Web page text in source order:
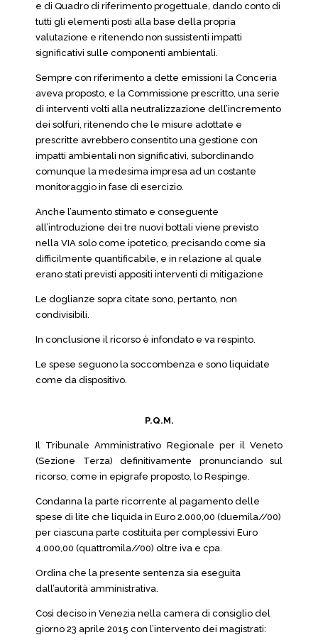
e di Quadro di riferimento progettuale, dando conto di
tutti gli elementi posti alla base della propria
valutazione e ritenendo non sussistenti impatti
significativi sulle componenti ambientali.
Sempre con riferimento a dette emissioni la Conceria
aveva proposto, e la Commissione prescritto, una serie
di interventi volti alla neutralizzazione dell’incremento
dei solfuri, ritenendo che le misure adottate e
prescritte avrebbero consentito una gestione con
impatti ambientali non significativi, subordinando
comunque la medesima impresa ad un costante
monitoraggio in fase di esercizio.
Anche l’aumento stimato e conseguente
all’introduzione dei tre nuovi bottali viene previsto
nella VIA solo come ipotetico, precisando come sia
difficilmente quantificabile, e in relazione al quale
erano stati previsti appositi interventi di mitigazione
Le doglianze sopra citate sono, pertanto, non
condivisibili.
In conclusione il ricorso è infondato e va respinto.
Le spese seguono la soccombenza e sono liquidate
come da dispositivo.
P.Q.M.
Il Tribunale Amministrativo Regionale per il Veneto
(Sezione Terza) definitivamente pronunciando sul
ricorso, come in epigrafe proposto, lo Respinge.
Condanna la parte ricorrente al pagamento delle
spese di lite che liquida in Euro 2.000,00 (duemila//00)
per ciascuna parte costituita per complessivi Euro
4.000,00 (quattromila//00) oltre iva e cpa.
Ordina che la presente sentenza sia eseguita
dall’autorità amministrativa.
Così deciso in Venezia nella camera di consiglio del
giorno 23 aprile 2015 con l’intervento dei magistrati: